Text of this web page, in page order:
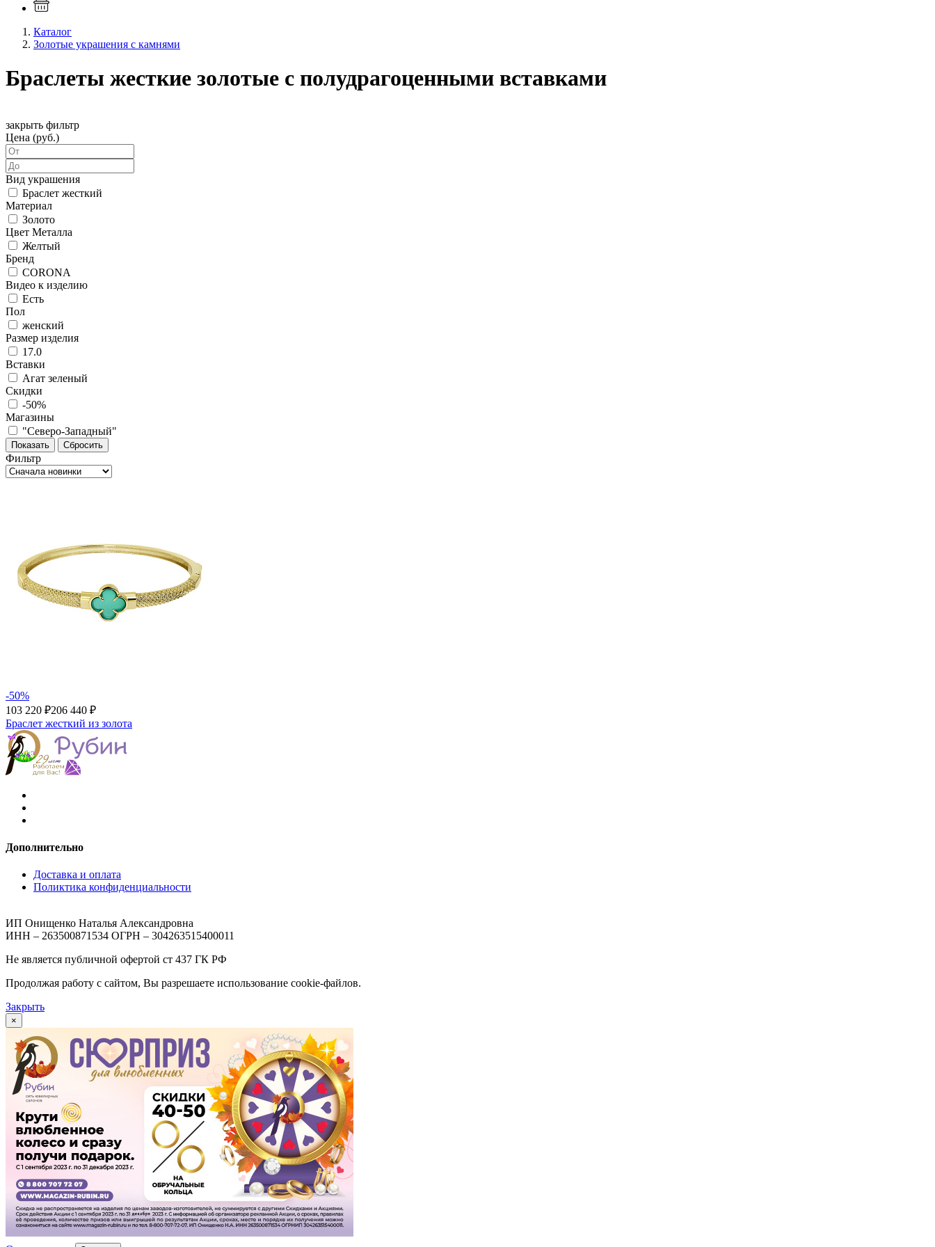
Каталог
Золотые украшения с камнями
Браслеты жесткие золотые с полудрагоценными вставками
закрыть фильтр
Цена (руб.)
Вид украшения
Браслет жесткий
Материал
Золото
Цвет Металла
Желтый
Бренд
CORONA
Видео к изделию
Есть
Пол
женский
Размер изделия
17.0
Вставки
Агат зеленый
Скидки
-50%
Магазины
"Северо-Западный"
Фильтр
-50%
103 220 ₽206 440 ₽
Браслет жесткий из золота
Дополнительно
Доставка и оплата
Поликтика конфиденциальности
ИП Онищенко Наталья Александровна
ИНН – 263500871534 ОГРН – 304263515400011
Не является публичной офертой ст 437 ГК РФ
Продолжая работу с сайтом, Вы разрешаете использование cookie-файлов.
Закрыть
×